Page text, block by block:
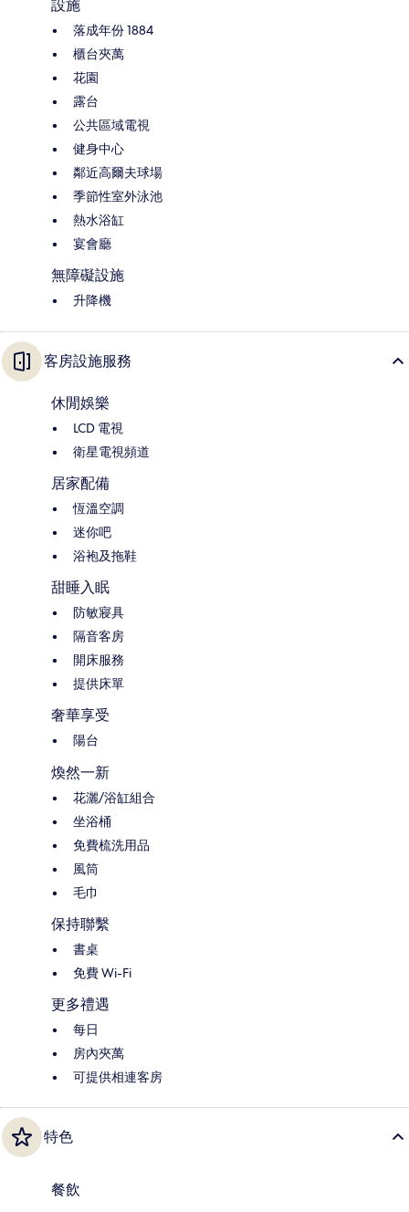
設施
落成年份 1884
櫃台夾萬
花園
露台
公共區域電視
健身中心
鄰近高爾夫球場
季節性室外泳池
熱水浴缸
宴會廳
無障礙設施
升降機
客房設施服務
休閒娛樂
LCD 電視
衛星電視頻道
居家配備
恆溫空調
迷你吧
浴袍及拖鞋
甜睡入眠
防敏寢具
隔音客房
開床服務
提供床單
奢華享受
陽台
煥然一新
花灑/浴缸組合
坐浴桶
免費梳洗用品
風筒
毛巾
保持聯繫
書桌
免費 Wi-Fi
更多禮遇
每日
房內夾萬
可提供相連客房
特色
餐飲